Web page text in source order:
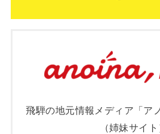
飛騨の地元情報メディア「ア
（姉妹サイト